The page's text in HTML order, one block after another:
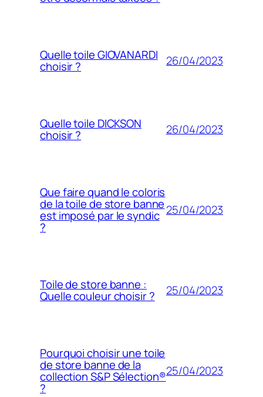
Quelle toile GIOVANARDI
choisir ? 26/04/2023
Quelle toile DICKSON
choisir ? 26/04/2023
Que faire quand le coloris
de la toile de store banne
est imposé par le syndic
?
25/04/2023
Toile de store banne :
Quelle couleur choisir ? 25/04/2023
Pourquoi choisir une toile
de store banne de la
collection S&P Sélection®
?
25/04/2023